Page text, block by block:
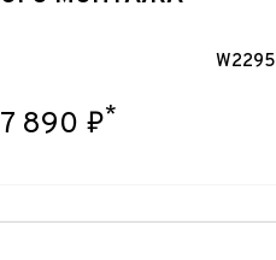
W2295
890 ₽*